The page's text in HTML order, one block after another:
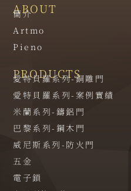
ABOUT
簡介
Artmo
Pieno
PRODUCTS
愛特貝羅系列-銅雕門
愛特貝羅系列-案例實績
米蘭系列-鑄鋁門
巴黎系列-鋼木門
威尼斯系列-防火門
五金
電子鎖